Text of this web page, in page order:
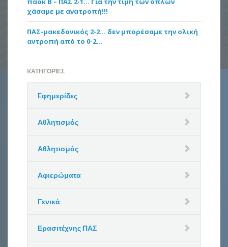
χάσαμε με ανατροπή!!!
ΠΑΣ-μακεδονικός 2-2… δεν μπορέσαμε την ολική
αντροπή από το 0-2…
KΑΤΗΓΟΡΊΕΣ
Eφημερίδες
Αθλητισμός
Αθλητισμός
Αφιερώματα
Γενικά
Ερασιτέχνης ΠΑΣ